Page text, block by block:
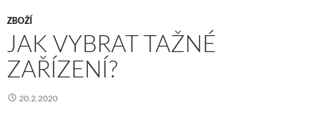
ZBOŽÍ
JAK VYBRAT TAŽNÉ
ZAŘÍZENÍ?
20.2.2020